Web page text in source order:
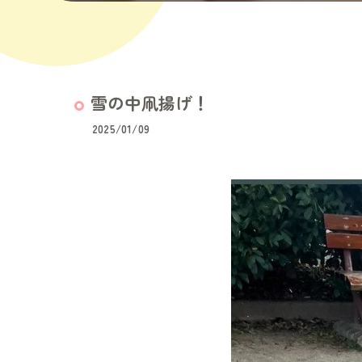
雪の中凧揚げ！
2025/01/09